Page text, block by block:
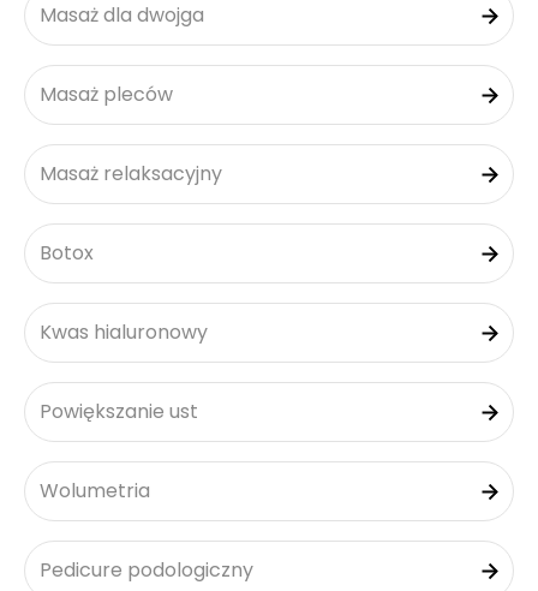
Masaż dla dwojga
Masaż pleców
Masaż relaksacyjny
Botox
Kwas hialuronowy
Powiększanie ust
Wolumetria
Pedicure podologiczny